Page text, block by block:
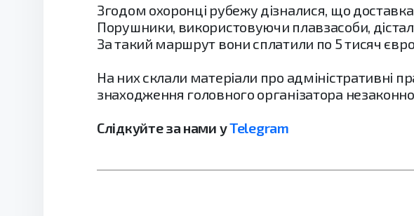
Згодом охоронці рубежу дізналися, що
Порушники, використовуючи плавзасоби,
За такий маршрут вони сплатили по 5 тисяч
На них склали матеріали про адміністративні
знаходження головного організатора
Слідкуйте за нами уTelegram